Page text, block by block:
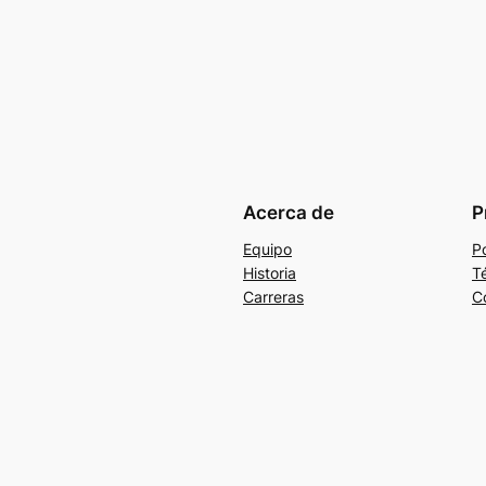
Acerca de
Equipo
Historia
Carreras